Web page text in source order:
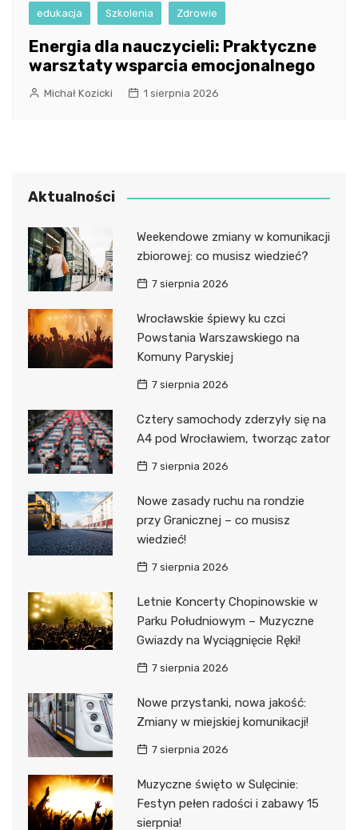
edukacja Szkolenia Zdrowie
Energia dla nauczycieli: Praktyczne
warsztaty wsparcia emocjonalnego
Michał Kozicki 1 sierpnia 2026
Aktualności
Weekendowe zmiany w komunikacji
zbiorowej: co musisz wiedzieć?
7 sierpnia 2026
Wrocławskie śpiewy ku czci
Powstania Warszawskiego na
Komuny Paryskiej
7 sierpnia 2026
Cztery samochody zderzyły się na
A4 pod Wrocławiem, tworząc zator
7 sierpnia 2026
Nowe zasady ruchu na rondzie
przy Granicznej – co musisz
wiedzieć!
7 sierpnia 2026
Letnie Koncerty Chopinowskie w
Parku Południowym – Muzyczne
Gwiazdy na Wyciągnięcie Ręki!
7 sierpnia 2026
Nowe przystanki, nowa jakość:
Zmiany w miejskiej komunikacji!
7 sierpnia 2026
Muzyczne święto w Sulęcinie:
Festyn pełen radości i zabawy 15
sierpnia!